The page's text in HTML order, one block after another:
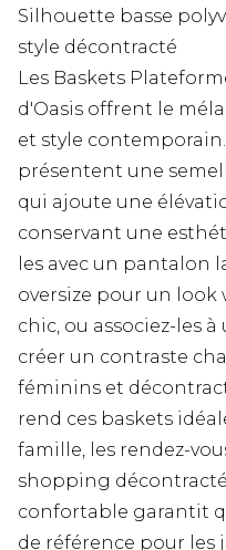
Silhouette basse
style décontracté
Les Baskets
d'Oasis offrent le
et style
présentent une
qui ajoute une
conservant une
les avec un pantalon
oversize pour un look
chic, ou associez-les
créer un contraste
féminins et
rend ces baskets
famille, les rendez-
shopping
confortable garantit
de référence pour les